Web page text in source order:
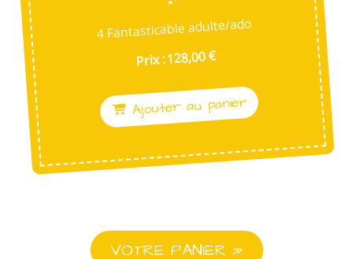
4 Fantasticable adulte/ado
Prix : 128,00 €
Ajouter au panier